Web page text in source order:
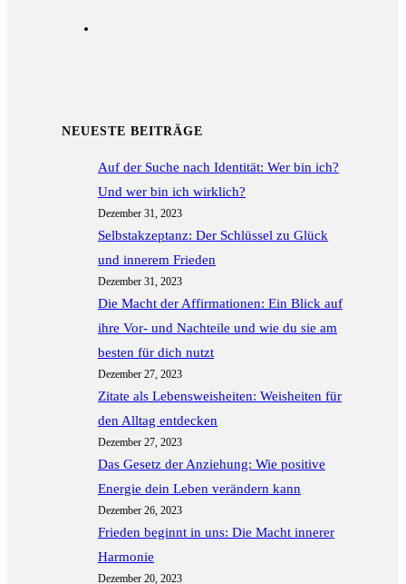
tab
NEUESTE BEITRÄGE
Auf der Suche nach Identität: Wer bin ich?
Und wer bin ich wirklich?
Dezember 31, 2023
Selbstakzeptanz: Der Schlüssel zu Glück
und innerem Frieden
Dezember 31, 2023
Die Macht der Affirmationen: Ein Blick auf
ihre Vor- und Nachteile und wie du sie am
besten für dich nutzt
Dezember 27, 2023
Zitate als Lebensweisheiten: Weisheiten für
den Alltag entdecken
Dezember 27, 2023
Das Gesetz der Anziehung: Wie positive
Energie dein Leben verändern kann
Dezember 26, 2023
Frieden beginnt in uns: Die Macht innerer
Harmonie
Dezember 20, 2023